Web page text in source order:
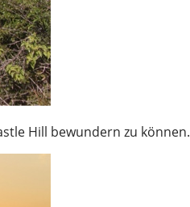
Hill bewundern zu können.